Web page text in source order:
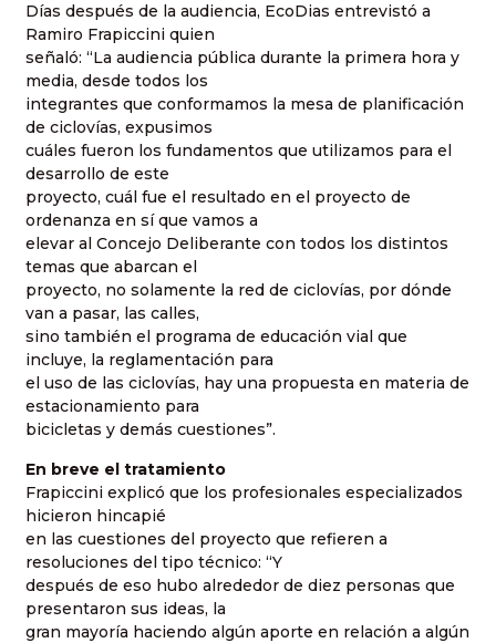
Días después de la audiencia, EcoDias entrevistó a
Ramiro Frapiccini quien
señaló: “La audiencia pública durante la primera hora y
media, desde todos los
integrantes que conformamos la mesa de planificación
de ciclovías, expusimos
cuáles fueron los fundamentos que utilizamos para el
desarrollo de este
proyecto, cuál fue el resultado en el proyecto de
ordenanza en sí que vamos a
elevar al Concejo Deliberante con todos los distintos
temas que abarcan el
proyecto, no solamente la red de ciclovías, por dónde
van a pasar, las calles,
sino también el programa de educación vial que
incluye, la reglamentación para
el uso de las ciclovías, hay una propuesta en materia de
estacionamiento para
bicicletas y demás cuestiones”.
En breve el tratamiento
Frapiccini explicó que los profesionales especializados
hicieron hincapié
en las cuestiones del proyecto que refieren a
resoluciones del tipo técnico: “Y
después de eso hubo alrededor de diez personas que
presentaron sus ideas, la
gran mayoría haciendo algún aporte en relación a algún